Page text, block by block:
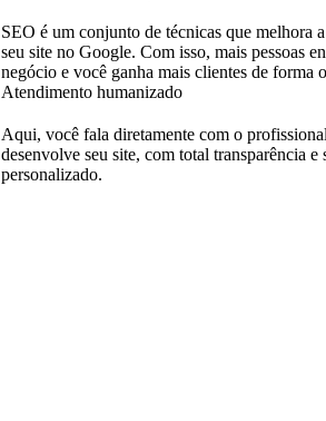
SEO é um conjunto de técnicas que melhora
seu site no Google. Com isso, mais pessoas
negócio e você ganha mais clientes de forma
Atendimento humanizado
Aqui, você fala diretamente com o
desenvolve seu site, com total transparência e
personalizado.